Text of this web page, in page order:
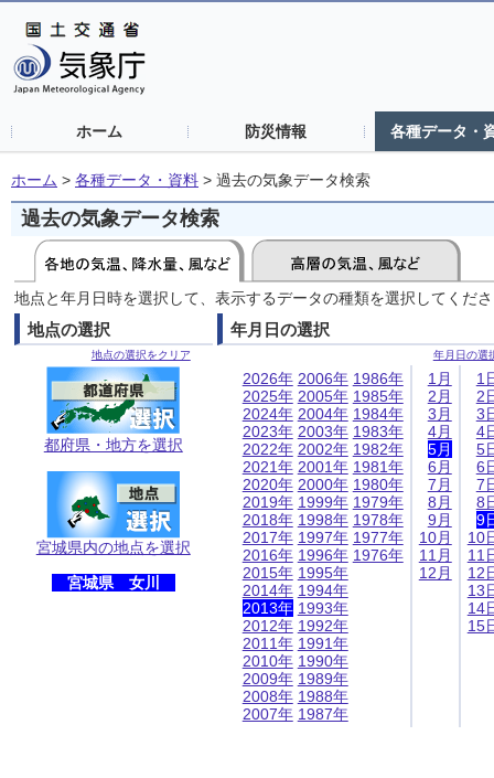
ホーム 防災情報 各種データ・
ホーム > 各種データ・資料 > 過去の気象データ検索
過去の気象データ検索
地点と年月日時を選択して、表示するデータの種類を選択してくだ
地点の選択
地点の選択をクリア
都府県・地方を選択
宮城県内の地点を選択
宮城県 女川
年月日の選択
年月日の選
2026年
2025年
2024年
2023年
2022年
2021年
2020年
2019年
2018年
2017年
2016年
2015年
2014年
2013年
2012年
2011年
2010年
2009年
2008年
2007年
2006年
2005年
2004年
2003年
2002年
2001年
2000年
1999年
1998年
1997年
1996年
1995年
1994年
1993年
1992年
1991年
1990年
1989年
1988年
1987年
1986年
1985年
1984年
1983年
1982年
1981年
1980年
1979年
1978年
1977年
1976年
1月
2月
3月
4月
5月
6月
7月
8月
9月
10月
11月
12月
1
2
3
4
5
6
7
8
9
10
11
12
13
14
15